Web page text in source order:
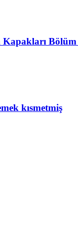
Bölüm
kısmetmiş